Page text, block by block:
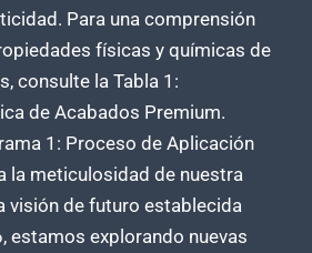
Para una comprensión
físicas y químicas de
consulte la Tabla 1:
de Acabados Premium.
1: Proceso de Aplicación
la meticulosidad de nuestra
visión de futuro establecida
estamos explorando nuevas